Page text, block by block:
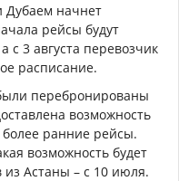
Дубаем начнет
рейсы будут
с 3 августа перевозчик
расписание.
перебронированы
возможность
более ранние рейсы.
возможность будет
из Астаны – с 10 июля.